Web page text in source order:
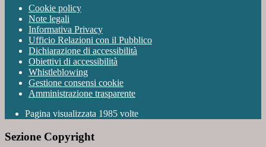
Cookie policy
Note legali
Informativa Privacy
Ufficio Relazioni con il Pubblico
Dichiarazione di accessibilità
Obiettivi di accessibilità
Whistleblowing
Gestione consensi cookie
Amministrazione trasparente
Pagina visualizzata 1985 volte
Sezione Copyright